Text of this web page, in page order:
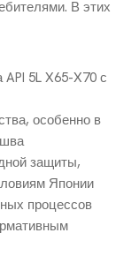
В этих
5L X65-X70 с
особенно в
защиты,
Японии
процессов